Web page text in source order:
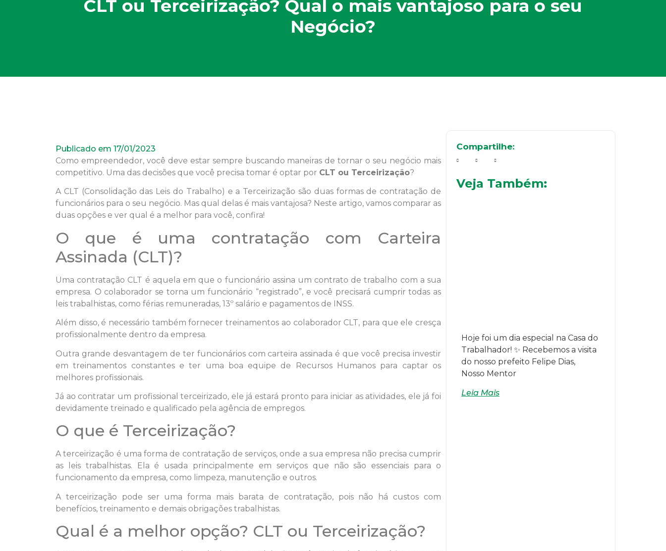
CLT ou Terceirização? Qual o mais vantajoso para o seu
Negócio?
Publicado em 17/01/2023
Como empreendedor, você deve estar sempre buscando maneiras de tornar o seu negócio mais
competitivo. Uma das decisões que você precisa tomar é optar por CLT ou Terceirização?
A CLT (Consolidação das Leis do Trabalho) e a Terceirização são duas formas de contratação de
funcionários para o seu negócio. Mas qual delas é mais vantajosa? Neste artigo, vamos comparar as
duas opções e ver qual é a melhor para você, confira!
O que é uma contratação com Carteira
Assinada (CLT)?
Uma contratação CLT é aquela em que o funcionário assina um contrato de trabalho com a sua
empresa. O colaborador se torna um funcionário “registrado”, e você precisará cumprir todas as
leis trabalhistas, como férias remuneradas, 13º salário e pagamentos de INSS.
Além disso, é necessário também fornecer treinamentos ao colaborador CLT, para que ele cresça
profissionalmente dentro da empresa.
Outra grande desvantagem de ter funcionários com carteira assinada é que você precisa investir
em treinamentos constantes e ter uma boa equipe de Recursos Humanos para captar os
melhores profissionais.
Já ao contratar um profissional terceirizado, ele já estará pronto para iniciar as atividades, ele já foi
devidamente treinado e qualificado pela agência de empregos.
O que é Terceirização?
A terceirização é uma forma de contratação de serviços, onde a sua empresa não precisa cumprir
as leis trabalhistas. Ela é usada principalmente em serviços que não são essenciais para o
funcionamento da empresa, como limpeza, manutenção e outros.
A terceirização pode ser uma forma mais barata de contratação, pois não há custos com
benefícios, treinamento e demais obrigações trabalhistas.
Qual é a melhor opção? CLT ou Terceirização?
Compartilhe:
Veja Também:
Hoje foi um dia especial na Casa do
Trabalhador! ✨ Recebemos a visita
do nosso prefeito Felipe Dias,
Nosso Mentor
Leia Mais